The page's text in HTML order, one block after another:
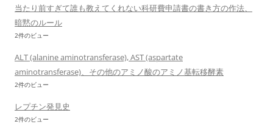
当たり前すぎて誰も教えてくれない科研費申請書の書き方の作法、
暗黙のルール
2件のビュー
ALT (alanine aminotransferase), AST (aspartate
aminotransferase)、その他のアミノ酸のアミノ基転移酵素
2件のビュー
レプチン発見史
2件のビュー